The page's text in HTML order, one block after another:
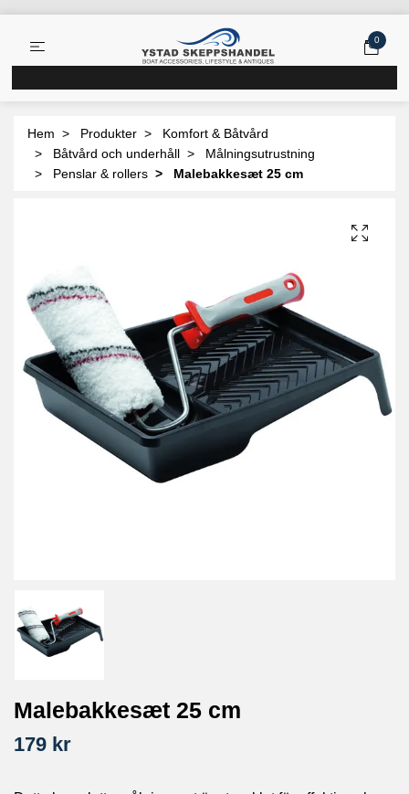
0
Hem Produkter
Komfort & Båtvård
Båtvård och underhåll
Målningsutrustning
Penslar & rollers
Malebakkesæt 25 cm
Malebakkesæt 25 cm
179 kr